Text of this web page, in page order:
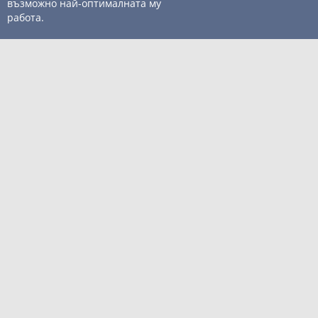
Контакти
възможно най-оптималната му
работа.